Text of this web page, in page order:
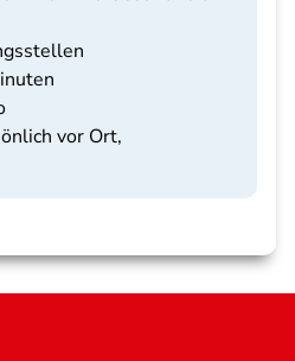
vor Ort,